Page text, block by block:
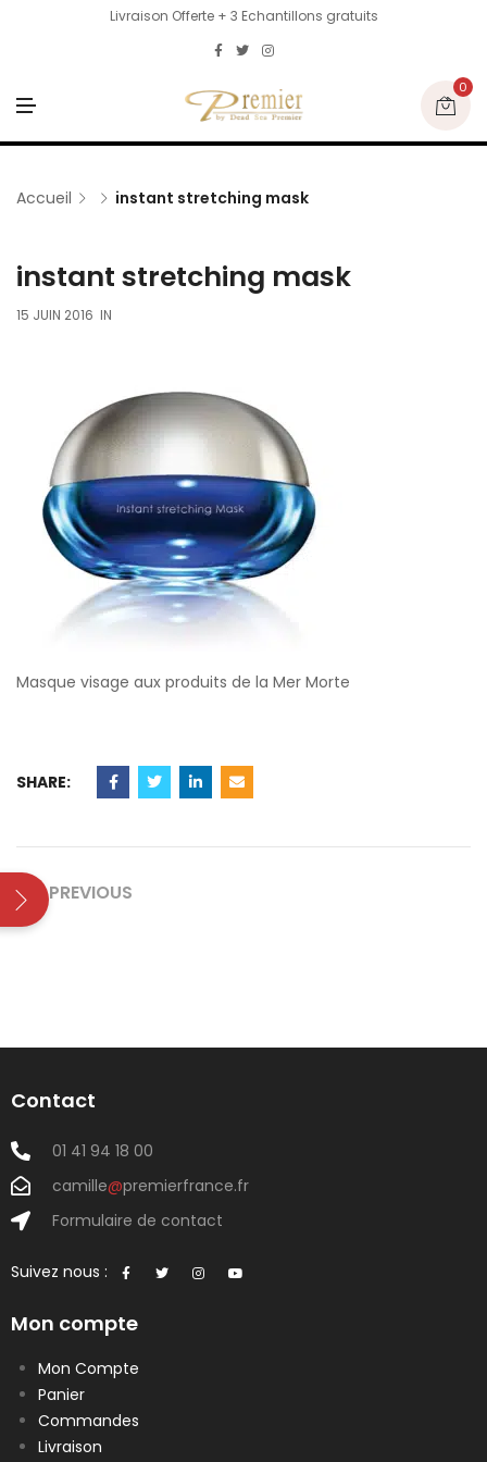
Livraison Offerte + 3 Echantillons gratuits
N
U
0
Accueil instant stretching mask
instant stretching mask
15 JUIN 2016 IN
Masque visage aux produits de la Mer Morte
SHARE:
PREVIOUS
Contact
01 41 94 18 00
camille@premierfrance.fr
Formulaire de contact
Suivez nous :
Mon compte
Mon Compte
Panier
Commandes
Livraison